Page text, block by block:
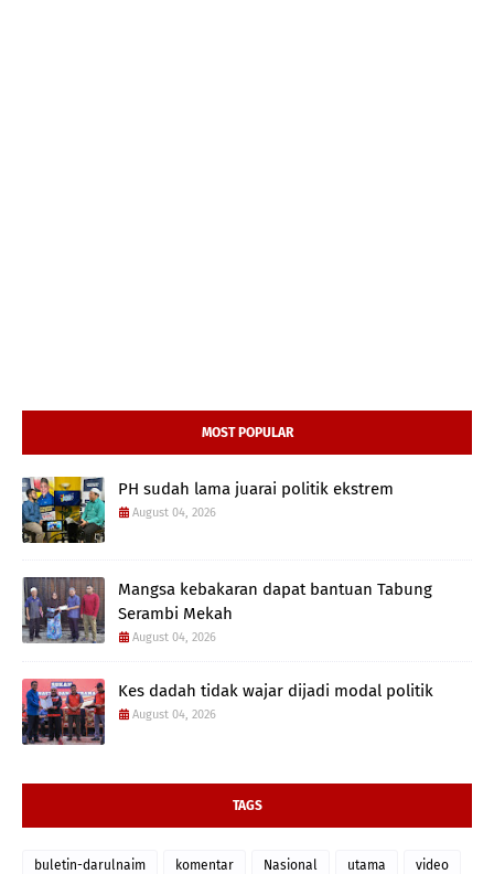
MOST POPULAR
PH sudah lama juarai politik ekstrem
August 04, 2026
Mangsa kebakaran dapat bantuan Tabung
Serambi Mekah
August 04, 2026
Kes dadah tidak wajar dijadi modal politik
August 04, 2026
TAGS
buletin-darulnaim komentar Nasional utama video